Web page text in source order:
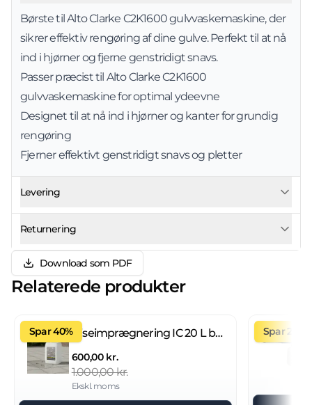
Børste til Alto Clarke C2K1600 gulvvaskemaskine, der
sikrer effektiv rengøring af dine gulve. Perfekt til at nå
ind i hjørner og fjerne genstridigt snavs.
Passer præcist til Alto Clarke C2K1600
gulvvaskemaskine for optimal ydeevne
Designet til at nå ind i hjørner og kanter for grundig
rengøring
Fjerner effektivt genstridigt snavs og pletter
Levering
Returnering
Download som PDF
Relaterede produkter
Spar 40% Fliseimprægnering IC 20 L brugsklar
600,00 kr.
1.000,00 kr.
Ekskl. moms
Spar 27%